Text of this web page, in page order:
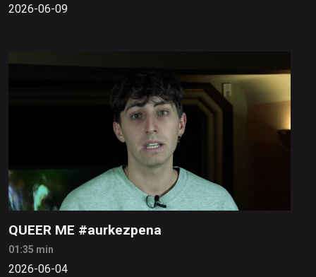
2026-06-09
QUEER ME #aurkezpena
01:35 min
2026-06-04